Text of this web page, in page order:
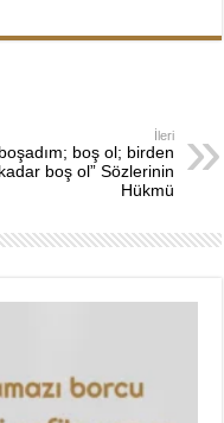
İleri
boş ol; birden
boş ol” Sözlerinin
Hükmü